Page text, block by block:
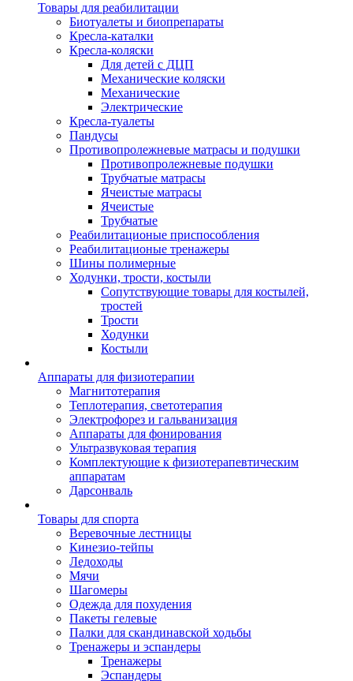
Товары для реабилитации
Биотуалеты и биопрепараты
Кресла-каталки
Кресла-коляски
Для детей с ДЦП
Механические коляски
Механические
Электрические
Кресла-туалеты
Пандусы
Противопролежневые матрасы и подушки
Противопролежневые подушки
Трубчатые матрасы
Ячеистые матрасы
Ячеистые
Трубчатые
Реабилитационые приспособления
Реабилитационые тренажеры
Шины полимерные
Ходунки, трости, костыли
Сопутствующие товары для костылей,
тростей
Трости
Ходунки
Костыли
Аппараты для физиотерапии
Магнитотерапия
Теплотерапия, светотерапия
Электрофорез и гальванизация
Аппараты для фонирования
Ультразвуковая терапия
Комплектующие к физиотерапевтическим
аппаратам
Дарсонваль
Товары для спорта
Веревочные лестницы
Кинезио-тейпы
Ледоходы
Мячи
Шагомеры
Одежда для похудения
Пакеты гелевые
Палки для скандинавской ходьбы
Тренажеры и эспандеры
Тренажеры
Эспандеры